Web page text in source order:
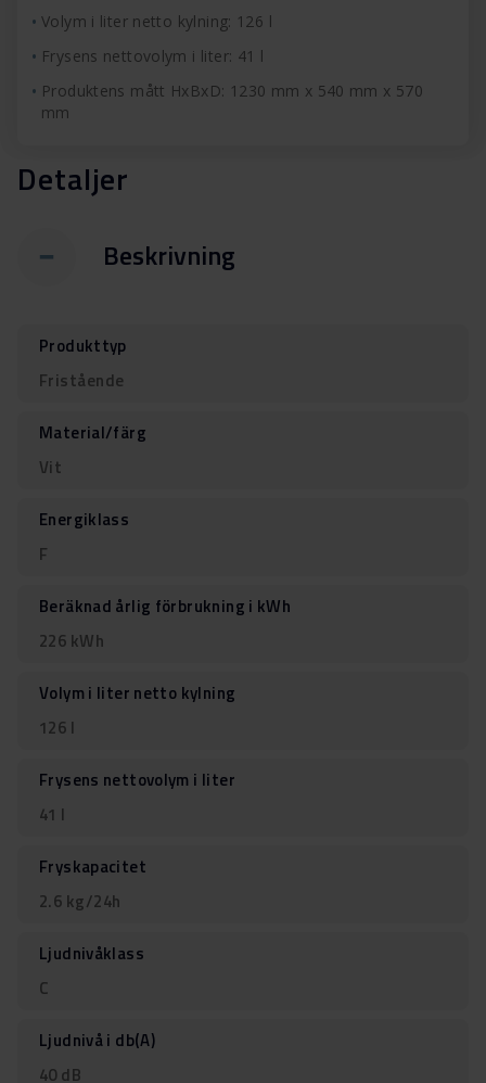
Volym i liter netto kylning: 126 l
Frysens nettovolym i liter: 41 l
Produktens mått HxBxD: 1230 mm x 540 mm x 570
mm
Detaljer
Beskrivning
Produkttyp
Fristående
Material/färg
Vit
Energiklass
F
Beräknad årlig förbrukning i kWh
226 kWh
Volym i liter netto kylning
126 l
Frysens nettovolym i liter
41 l
Fryskapacitet
2.6 kg/24h
Ljudnivåklass
C
Ljudnivå i db(A)
40 dB